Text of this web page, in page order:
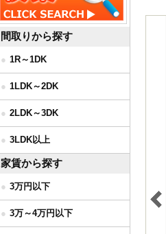
間取りから探す
1R～1DK
1LDK～2DK
2LDK～3DK
3LDK以上
家賃から探す
3万円以下
3万～4万円以下